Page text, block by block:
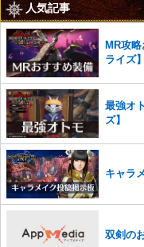
コメントの削除を申請
せていただきます。ご
※一度削除したコメン
さい。
また、過度な利用規約の違
った場合は、法的措置をと
かじめご理解くださいませ。
人気記事
MR攻
ライズ】
最強オ
ズ】
キャラ
双剣の